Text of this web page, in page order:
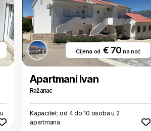
Cijena od € 70na noć
Apartmani Ivan
Ražanac
Kapacitet: od 4 do 10 osoba u 2
apartmana